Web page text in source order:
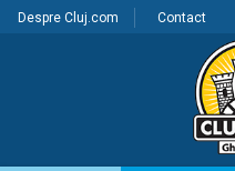
Despre Cluj.com Contact